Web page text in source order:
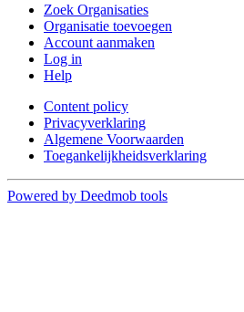
Zoek Organisaties
Organisatie toevoegen
Account aanmaken
Log in
Help
Content policy
Privacyverklaring
Algemene Voorwaarden
Toegankelijkheidsverklaring
Powered by Deedmob tools